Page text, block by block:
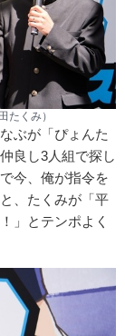
たくみ）
ぶが「ぴょんた
良し3人組で探し
今、俺が指令を
、たくみが「平
」とテンポよく